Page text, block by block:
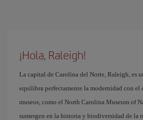
¡Hola, Raleigh!
La capital de Carolina del Norte, Raleigh, es
equilibra perfectamente la modernidad con el
museos, como el North Carolina Museum of
sumergen en la historia y biodiversidad de la